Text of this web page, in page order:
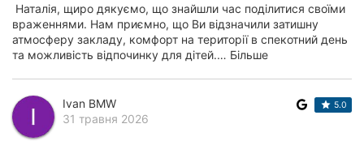
Наталія, щиро дякуємо, що знайшли час поділитися своїми
враженнями. Нам приємно, що Ви відзначили затишну
атмосферу закладу, комфорт на території в спекотний день
та можливість відпочинку для дітей.… Більше
Ivan BMW
31 травня 2026
5.0